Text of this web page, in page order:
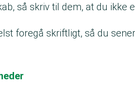
så skriv til dem, at du ikke
foregå skriftligt, så du